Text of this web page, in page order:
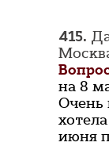
415.
на 8
Очень
июня